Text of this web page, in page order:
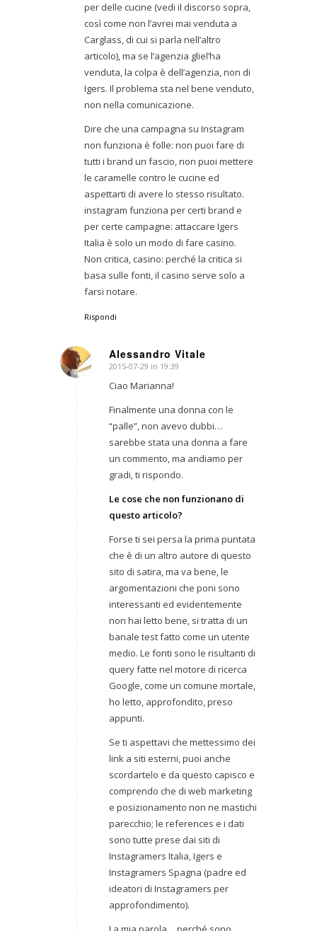
per delle cucine (vedi il discorso sopra,
così come non l’avrei mai venduta a
Carglass, di cui si parla nell’altro
articolo), ma se l’agenzia gliel’ha
venduta, la colpa è dell’agenzia, non di
Igers. Il problema sta nel bene venduto,
non nella comunicazione.
Dire che una campagna su Instagram
non funziona è folle: non puoi fare di
tutti i brand un fascio, non puoi mettere
le caramelle contro le cucine ed
aspettarti di avere lo stesso risultato.
instagram funziona per certi brand e
per certe campagne: attaccare Igers
Italia è solo un modo di fare casino.
Non critica, casino: perché la critica si
basa sulle fonti, il casino serve solo a
farsi notare.
Rispondi
Alessandro Vitale
dice:
2015-07-29 in 19:39
Ciao Marianna!
Finalmente una donna con le
“palle”, non avevo dubbi…
sarebbe stata una donna a fare
un commento, ma andiamo per
gradi, ti rispondo.
Le cose che non funzionano di
questo articolo?
Forse ti sei persa la prima puntata
che è di un altro autore di questo
sito di satira, ma va bene, le
argomentazioni che poni sono
interessanti ed evidentemente
non hai letto bene, si tratta di un
banale test fatto come un utente
medio. Le fonti sono le risultanti di
query fatte nel motore di ricerca
Google, come un comune mortale,
ho letto, approfondito, preso
appunti.
Se ti aspettavi che mettessimo dei
link a siti esterni, puoi anche
scordartelo e da questo capisco e
comprendo che di web marketing
e posizionamento non ne mastichi
parecchio; le references e i dati
sono tutte prese dai siti di
Instagramers Italia, Igers e
Instagramers Spagna (padre ed
ideatori di Instagramers per
approfondimento).